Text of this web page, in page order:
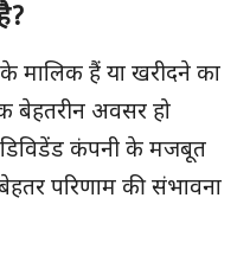
?
हैं या खरीदने का
बेहतरीन अवसर हो
डिविडेंड कंपनी के मजबूत
परिणाम की संभावना